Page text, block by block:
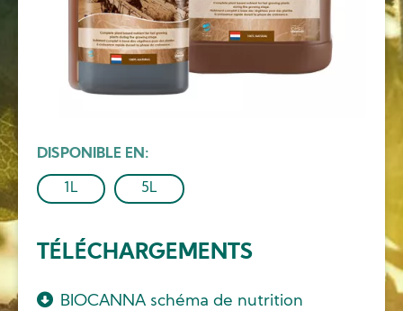
DISPONIBLE EN
1L 5L
TÉLÉCHARGEMENTS
BIOCANNA schéma de nutrition